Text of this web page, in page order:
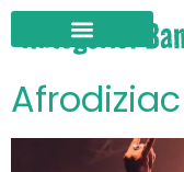
Kategorie:
Afrodiziac